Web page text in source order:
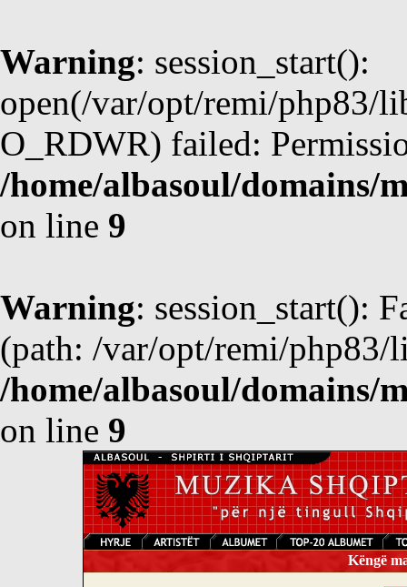
Warning: session_start():
open(/var/opt/remi/php83/
O_RDWR) failed:
/home/albasoul/domains/
on line 9
Warning: session_start():
(path: /var/opt/remi/php83/
/home/albasoul/domains/
on line 9
Këngë